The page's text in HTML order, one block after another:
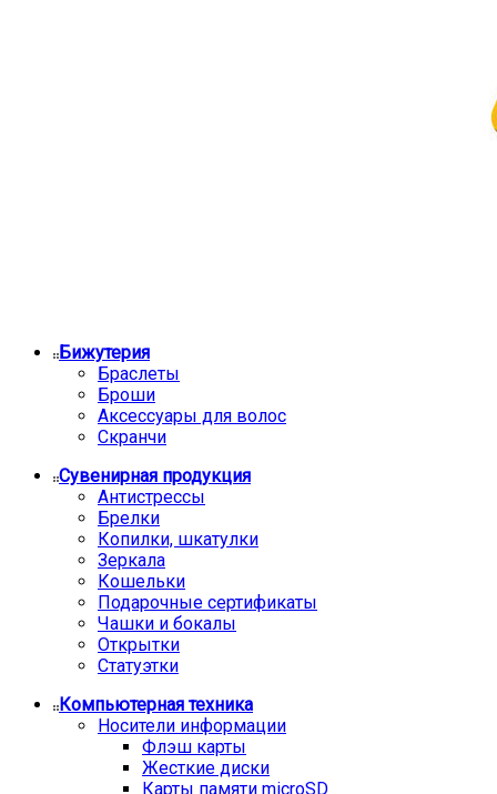
Бижутерия
Браслеты
Броши
Аксессуары для волос
Скранчи
Сувенирная продукция
Антистрессы
Брелки
Копилки, шкатулки
Зеркала
Кошельки
Подарочные сертификаты
Чашки и бокалы
Открытки
Статуэтки
Компьютерная техника
Носители информации
Флэш карты
Жесткие диски
Карты памяти microSD